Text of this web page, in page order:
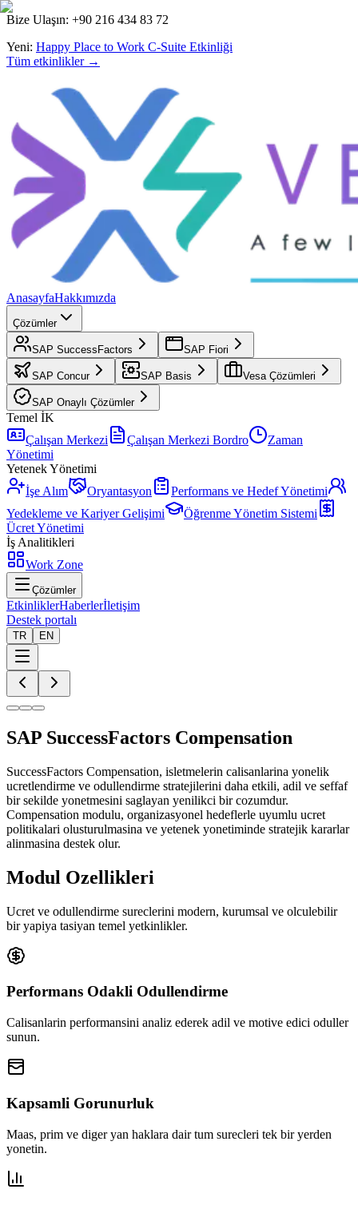
Bize Ulaşın: +90 216 434 83 72
Yeni: Happy Place to Work C-Suite Etkinliği
Tüm etkinlikler →
AnasayfaHakkımızda
Çözümler
SAP SuccessFactors SAP Fiori
SAP Concur SAP Basis Vesa Çözümleri
SAP Onaylı Çözümler
Temel İK
Çalışan Merkezi
Çalışan Merkezi Bordro
Zaman
Yönetimi
Yetenek Yönetimi
İşe Alım
Oryantasyon
Performans ve Hedef Yönetimi
Yedekleme ve Kariyer Gelişimi
Öğrenme Yönetim Sistemi
Ücret Yönetimi
İş Analitikleri
Work Zone
Çözümler
EtkinliklerHaberlerİletişim
Destek portalı
TR EN
SAP SuccessFactors Compensation
SuccessFactors Compensation, isletmelerin calisanlarina yonelik
ucretlendirme ve odullendirme stratejilerini daha etkili, adil ve seffaf
bir sekilde yonetmesini saglayan yenilikci bir cozumdur.
Compensation modulu, organizasyonel hedeflerle uyumlu ucret
politikalari olusturulmasina ve yetenek yonetiminde stratejik kararlar
alinmasina destek olur.
Modul Ozellikleri
Ucret ve odullendirme sureclerini modern, kurumsal ve olculebilir
bir yapiya tasiyan temel yetkinlikler.
Performans Odakli Odullendirme
Calisanlarin performansini analiz ederek adil ve motive edici oduller
sunun.
Kapsamli Gorunurluk
Maas, prim ve diger yan haklara dair tum surecleri tek bir yerden
yonetin.